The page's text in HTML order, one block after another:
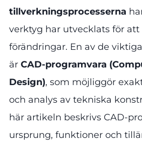
tillverkningsprocesserna
verktyg har utvecklats för att
förändringar. En av de
är CAD-programvara
Design), som möjliggör
och analys av tekniska
här artikeln beskrivs CAD-
ursprung, funktioner och